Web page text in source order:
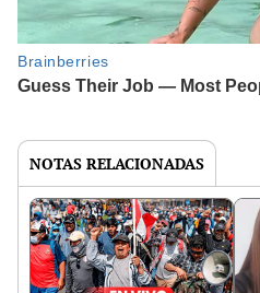
NOTAS RELACIONADAS